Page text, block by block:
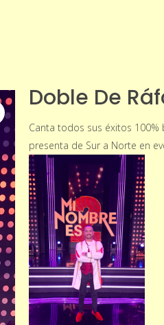
Doble De
Canta todos sus éxitos 100%
presenta de Sur a Norte en